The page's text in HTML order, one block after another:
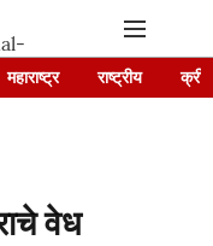
महाराष्ट्र राष्ट्रीय
वेध